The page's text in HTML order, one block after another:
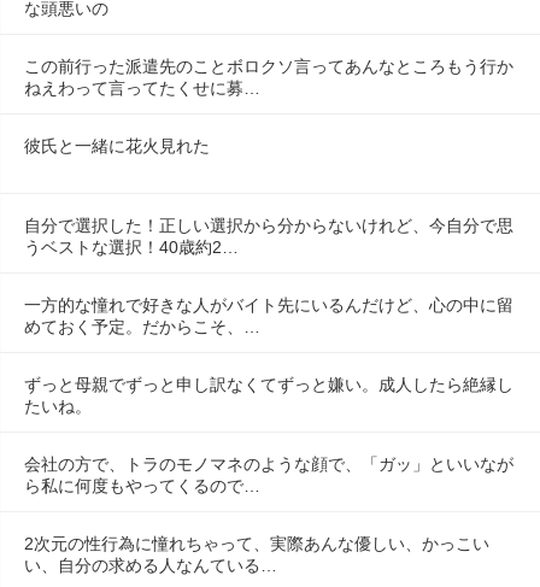
な頭悪いの
この前行った派遣先のことボロクソ言ってあんなところもう行か
ねえわって言ってたくせに募…
彼氏と一緒に花火見れた
自分で選択した！正しい選択から分からないけれど、今自分で思
うベストな選択！40歳約2…
一方的な憧れで好きな人がバイト先にいるんだけど、心の中に留
めておく予定。だからこそ、…
ずっと母親でずっと申し訳なくてずっと嫌い。成人したら絶縁し
たいね。
会社の方で、トラのモノマネのような顔で、「ガッ」といいなが
ら私に何度もやってくるので…
2次元の性行為に憧れちゃって、実際あんな優しい、かっこい
い、自分の求める人なんている…